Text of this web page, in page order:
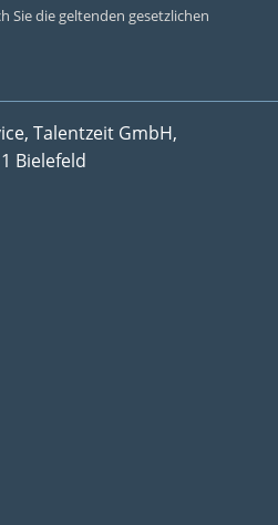
Sie die geltenden gesetzlichen
Talentzeit GmbH,
Bielefeld